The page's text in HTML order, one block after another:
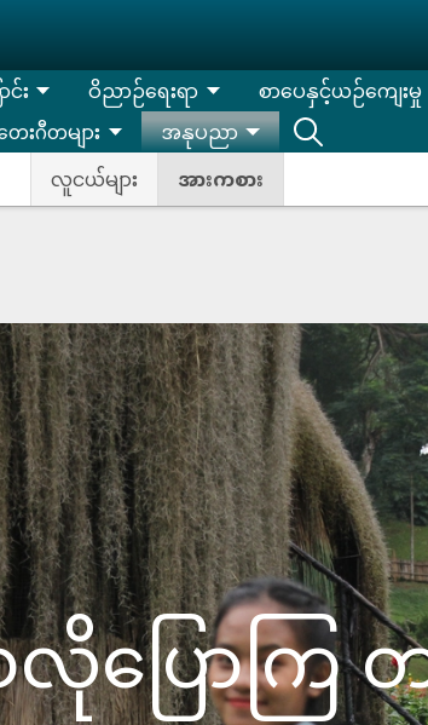
း ဝိညာဉ်ရေးရာ
စာပေနှင့်ယဉ်ကျေးမှု
ေးဂီတများ
အနုပညာ
လူငယ်များ
အားကစား
လိုပြောကြ